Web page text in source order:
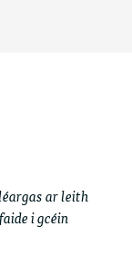
ar leith
i gcéin